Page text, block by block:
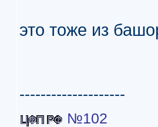
это тоже из
--------------------
№102